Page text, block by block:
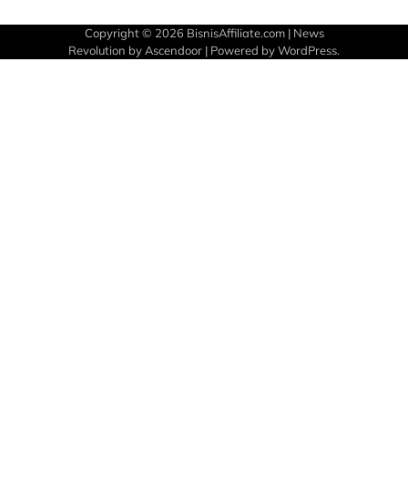
Copyright © 2026 BisnisAffiliate.com| News
Revolution by Ascendoor | Powered byWordPress.